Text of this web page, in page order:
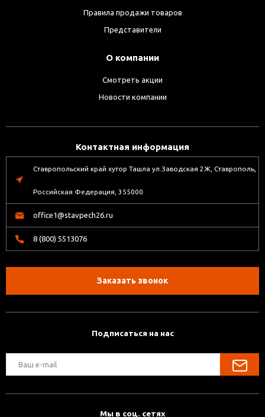
Правила продажи товаров
Представители
О компании
Смотреть акции
Новости компании
Контактная информация
Ставропольский край хутор Ташла ул.Заводская 2Ж, Ставрополь,
Российская Федерация, 355000
office1@stavpech26.ru
8 (800) 5513076
Заказать звонок
Подписаться на нас
Мы в соц. сетях